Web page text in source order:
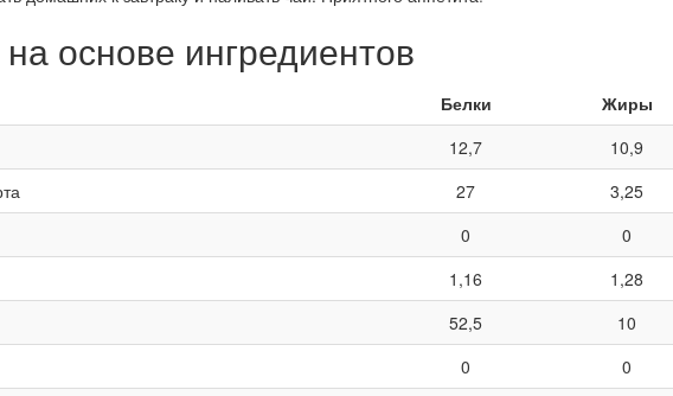
основе ингредиентов
Белки Жиры
12,7 10,9
27 3,25
0 0
1,16 1,28
52,5 10
0 0